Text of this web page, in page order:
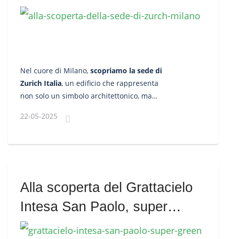
Nel cuore di Milano, scopriamo la sede di
Zurich Italia, un edificio che rappresenta
non solo un simbolo architettonico, ma
valori dell’azienda.
22-05-2025
Alla scoperta del Grattacielo
Intesa San Paolo, super
green